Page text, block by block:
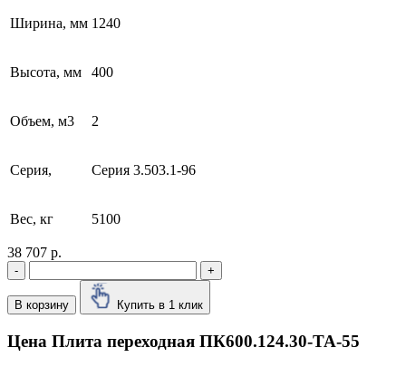
Ширина, мм 1240
Высота, мм 400
Объем, м3 2
Серия, Серия 3.503.1-96
Вес, кг 5100
38 707 р.
- +
В корзину Купить в 1 клик
Цена Плита переходная ПК600.124.30-ТА-55